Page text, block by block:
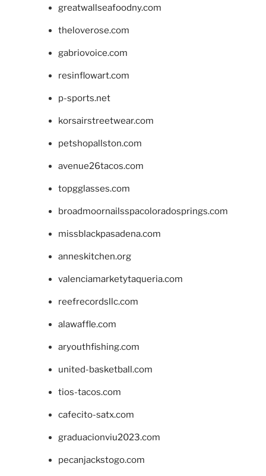
greatwallseafoodny.com
theloverose.com
gabriovoice.com
resinflowart.com
p-sports.net
korsairstreetwear.com
petshopallston.com
avenue26tacos.com
topgglasses.com
broadmoornailsspacoloradosprings.com
missblackpasadena.com
anneskitchen.org
valenciamarketytaqueria.com
reefrecordsllc.com
alawaffle.com
aryouthfishing.com
united-basketball.com
tios-tacos.com
cafecito-satx.com
graduacionviu2023.com
pecanjackstogo.com